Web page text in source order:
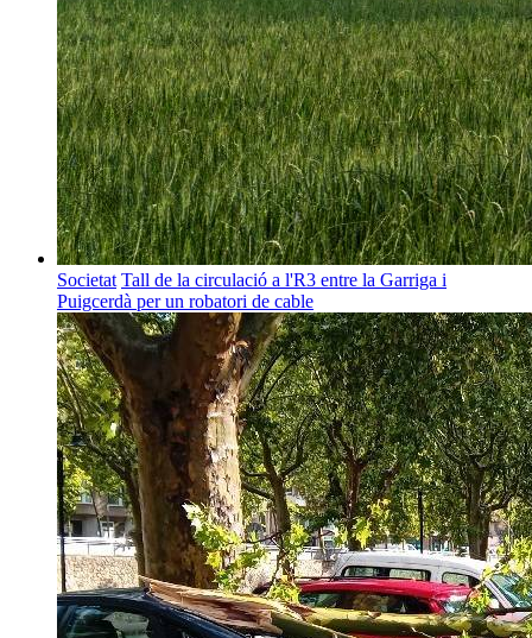
Societat Tall de la circulació a l'R3 entre la Garriga i
Puigcerdà per un robatori de cable